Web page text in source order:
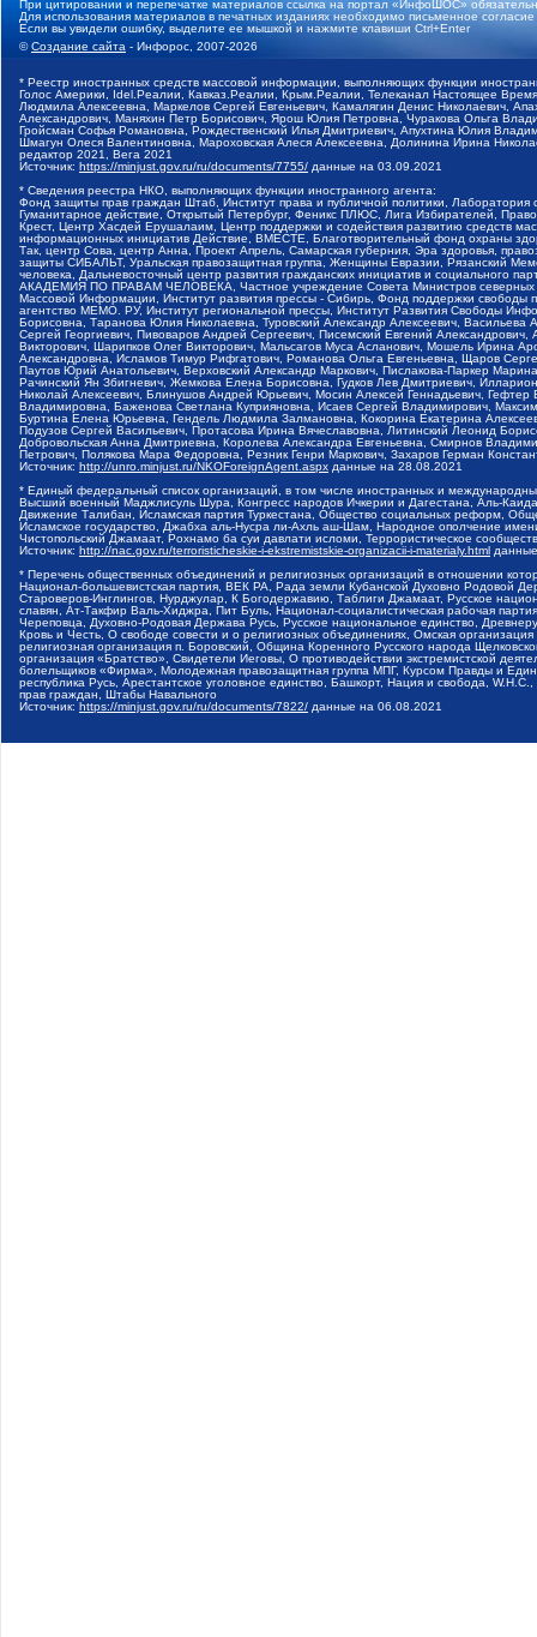
При цитировании и перепечатке материалов ссылка на портал «ИнфоШОС»
Для использования материалов в печатных изданиях необходимо письменное
Если вы увидели ошибку, выделите ее мышкой и нажмите клавиши Ctrl+Enter
©Создание сайта - Инфорос, 2007-2026
* Реестр иностранных средств массовой информации, выполняющих функции
Голос Америки, Idel.Реалии, Кавказ.Реалии, Крым.Реалии, Телеканал Настоящее
Людмила Алексеевна, Маркелов Сергей Евгеньевич, Камалягин Денис Николаевич,
Александрович, Маняхин Петр Борисович, Ярош Юлия Петровна, Чуракова Ольга
Гройсман Софья Романовна, Рождественский Илья Дмитриевич, Апухтина Юлия
Шмагун Олеся Валентиновна, Мароховская Алеся Алексеевна, Долинина Ирина
редактор 2021, Вега 2021
Источник: https://minjust.gov.ru/ru/documents/7755/ данные на 03.09.2021
* Сведения реестра НКО, выполняющих функции иностранного агента:
Фонд защиты прав граждан Штаб, Институт права и публичной политики,
Гуманитарное действие, Открытый Петербург, Феникс ПЛЮС, Лига Избирателей,
Крест, Центр Хасдей Ерушалаим, Центр поддержки и содействия развитию средств
информационных инициатив Действие, ВМЕСТЕ, Благотворительный фонд охраны
Так, центр Сова, центр Анна, Проект Апрель, Самарская губерния, Эра здоровья,
защиты СИБАЛЬТ, Уральская правозащитная группа, Женщины Евразии, Рязанский
человека, Дальневосточный центр развития гражданских инициатив и социального
АКАДЕМИЯ ПО ПРАВАМ ЧЕЛОВЕКА, Частное учреждение Совета Министров северных
Массовой Информации, Институт развития прессы - Сибирь, Фонд поддержки
агентство МЕМО. РУ, Институт региональной прессы, Институт Развития Свободы
Борисовна, Таранова Юлия Николаевна, Туровский Александр Алексеевич,
Сергей Георгиевич, Пивоваров Андрей Сергеевич, Писемский Евгений
Викторович, Шарипков Олег Викторович, Мальсагов Муса Асланович, Мошель Ирина
Александровна, Исламов Тимур Рифгатович, Романова Ольга Евгеньевна, Щаров
Паутов Юрий Анатольевич, Верховский Александр Маркович, Пислакова-Паркер
Рачинский Ян Збигневич, Жемкова Елена Борисовна, Гудков Лев Дмитриевич,
Николай Алексеевич, Блинушов Андрей Юрьевич, Мосин Алексей Геннадьевич,
Владимировна, Баженова Светлана Куприяновна, Исаев Сергей Владимирович,
Буртина Елена Юрьевна, Гендель Людмила Залмановна, Кокорина Екатерина
Подузов Сергей Васильевич, Протасова Ирина Вячеславовна, Литинский Леонид
Добровольская Анна Дмитриевна, Королева Александра Евгеньевна, Смирнов
Петрович, Полякова Мара Федоровна, Резник Генри Маркович, Захаров Герман
Источник: http://unro.minjust.ru/NKOForeignAgent.aspx данные на 28.08.2021
* Единый федеральный список организаций, в том числе иностранных и
Высший военный Маджлисуль Шура, Конгресс народов Ичкерии и Дагестана, Аль-
Движение Талибан, Исламская партия Туркестана, Общество социальных реформ,
Исламское государство, Джабха аль-Нусра ли-Ахль аш-Шам, Народное ополчение
Чистопольский Джамаат, Рохнамо ба суи давлати исломи, Террористическое
Источник: http://nac.gov.ru/terroristicheskie-i-ekstremistskie-organizacii-i-materialy.html
* Перечень общественных объединений и религиозных организаций в отношении
Национал-большевистская партия, ВЕК РА, Рада земли Кубанской Духовно Родовой
Староверов-Инглингов, Нурджулар, К Богодержавию, Таблиги Джамаат, Русское
славян, Ат-Такфир Валь-Хиджра, Пит Буль, Национал-социалистическая рабочая
Череповца, Духовно-Родовая Держава Русь, Русское национальное единство,
Кровь и Честь, О свободе совести и о религиозных объединениях, Омская
религиозная организация п. Боровский, Община Коренного Русского народа
организация «Братство», Свидетели Иеговы, О противодействии экстремистской
болельщиков «Фирма», Молодежная правозащитная группа МПГ, Курсом Правды и
республика Русь, Арестантское уголовное единство, Башкорт, Нация и свобода,
прав граждан, Штабы Навального
Источник: https://minjust.gov.ru/ru/documents/7822/ данные на 06.08.2021